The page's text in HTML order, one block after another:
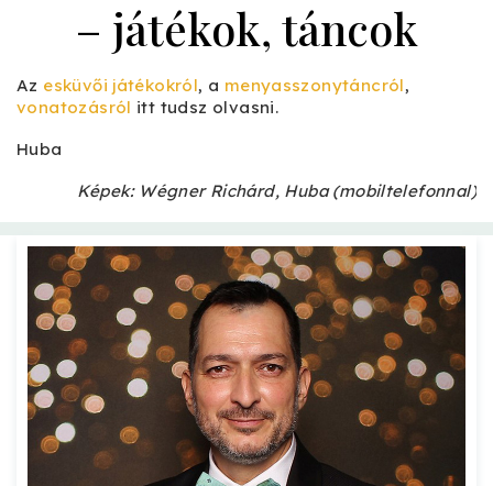
– játékok, táncok
Az esküvői játékokról, a menyasszonytáncról,
vonatozásról itt tudsz olvasni.
Huba
Képek: Wégner Richárd, Huba (mobiltelefonnal)